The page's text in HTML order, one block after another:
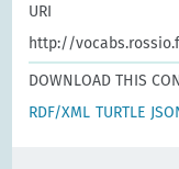
URI
http://
DOWNLOAD THIS
RDF/XML TURTLE